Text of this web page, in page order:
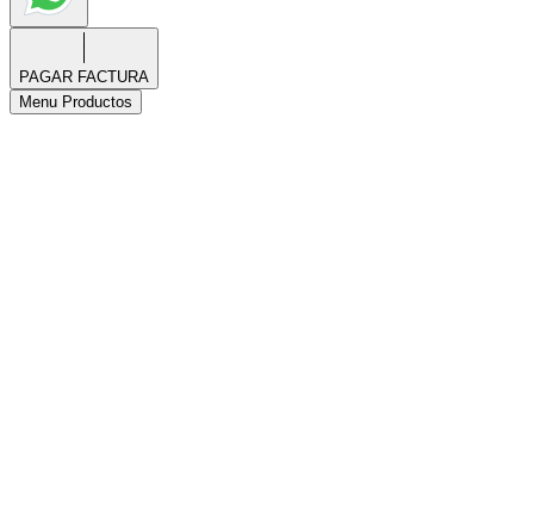
PAGAR FACTURA
Menu Productos